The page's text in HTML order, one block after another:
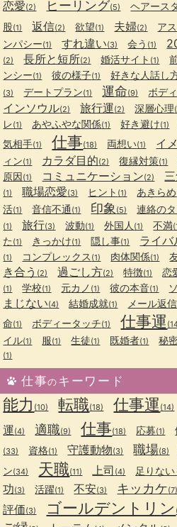
恋愛(2) ヒーリング(5) ヘアース
股(1) 返信(2) 欲望(1) 夫婦(2) ア
ンパシー(1) すれ違い(3) 会う (1)
(2) 長所と短所(2) 婚活サイト (1)
ンシー(1) 彼の様子(1) 好きな人話し
(3) デートプラン(1) 運命(9) ボデ
インソウル(2) 旅行運(2) 深層心理
レ(1) あやふやな関係(1) 好き避け(1)
気相手(1) 仕事(18) 両想い(1) イ
ィン(1) カラダ目的(2) 復縁対策(1)
原因(1) コミュニケーション(2)
(1) 職場恋愛(3) ヒント (1) あきらめ
活(1) 音信不通 (1) 印象 (5) 連絡の
(1) 旅行(3) 波動(1) 外国人 (1) 不満
た (1) きっかけ(1) 隠し事(1) ライバ
(1) コンプレックス (1) 肉体関係(1)
き合う (2) 過ごし方(2) 特徴(1) 恋
(1) 学校(1) 元カノ (1) 彼の本音(1)
まじない(4) 結婚成就(1) メール返信
命(1) ボディータッチ(1) 仕事運
イル(1) 服(1) 生徒(1) 既婚者(1) 秘
(1)
仕事のキーワード
能力 (10) 転職(18) 仕事運 (14)
運(4) 適職(9) 仕事(18) 応募(1)
(33) 資格(1) 守護動物(3) 職場(8)
ン(34) 天職(11) 上司 (4) 足りな
功(3) 活躍(1) 不安(3) キッカケ(7)
評価(3) ゴールデントリン